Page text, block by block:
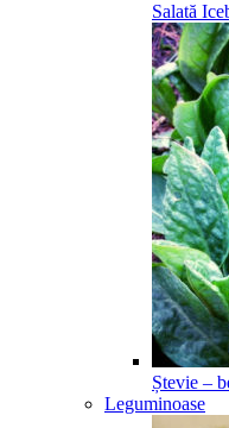
Salată
Ștevie –
Leguminoase